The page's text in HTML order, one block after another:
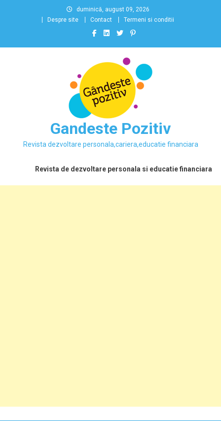
duminică, august 09, 2026
Despre site
Contact Termeni si conditii
Gandeste Pozitiv
Revista dezvoltare personala,cariera,educatie financiara
Revista de dezvoltare personala si educatie financiara